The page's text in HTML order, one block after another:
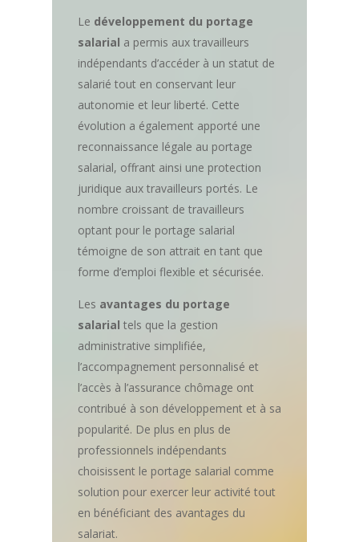
Le développement du portage
salarial a permis aux travailleurs
indépendants d’accéder à un statut de
salarié tout en conservant leur
autonomie et leur liberté. Cette
évolution a également apporté une
reconnaissance légale au portage
salarial, offrant ainsi une protection
juridique aux travailleurs portés. Le
nombre croissant de travailleurs
optant pour le portage salarial
témoigne de son attrait en tant que
forme d’emploi flexible et sécurisée.
Les avantages du portage
salarial tels que la gestion
administrative simplifiée,
l’accompagnement personnalisé et
l’accès à l’assurance chômage ont
contribué à son développement et à sa
popularité. De plus en plus de
professionnels indépendants
choisissent le portage salarial comme
solution pour exercer leur activité tout
en bénéficiant des avantages du
salariat.